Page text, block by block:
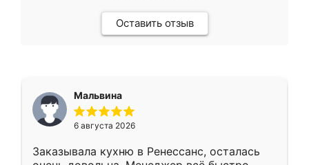
Оставить отзыв
Мальвина
6 августа 2026
Заказывала кухню в Ренессанс, осталась